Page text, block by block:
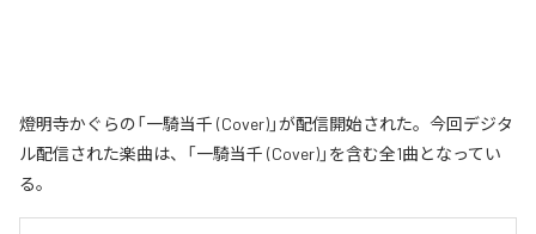
燈明寺かぐらの「一騎当千 (Cover)」が配信開始された。今回デジタ
ル配信された楽曲は、「一騎当千 (Cover)」を含む全1曲となってい
る。